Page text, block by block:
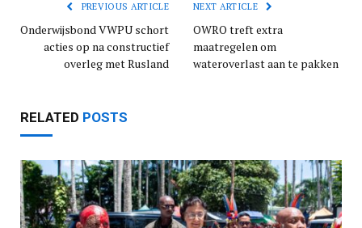
PREVIOUS ARTICLE
Onderwijsbond VWPU schort
acties op na constructief
overleg met Rusland
NEXT ARTICLE
OWRO treft extra
maatregelen om
wateroverlast aan te pakken
RELATED POSTS